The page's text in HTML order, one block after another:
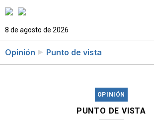
8 de agosto de 2026
Opinión Punto de vista
OPINIÓN
PUNTO DE VISTA